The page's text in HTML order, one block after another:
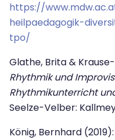
https://
heilpaedagogik-
tpo/
Glathe, Brita &
Rhythmik und
Rhythmikunterricht
Seelze-Velber:
König, Bernhard (2019):